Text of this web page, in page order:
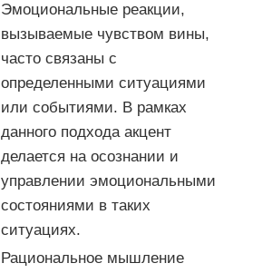
Эмоциональные реакции,
вызываемые чувством вины,
часто связаны с
определенными ситуациями
или событиями. В рамках
данного подхода акцент
делается на осознании и
управлении эмоциональными
состояниями в таких
ситуациях.
Рациональное мышление